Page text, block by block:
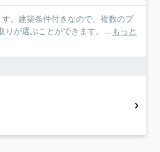
。建築条件付きなので、複数のプ
りが選ぶことができます。... もっと